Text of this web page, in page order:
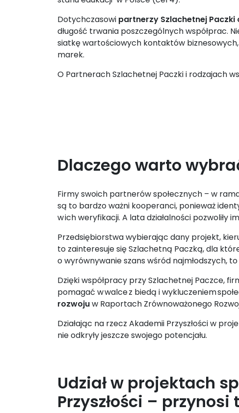
Dotychczasowi partnerzy Szlachetnej
długość trwania poszczególnych współprac.
siatkę wartościowych kontaktów
marek.
O Partnerach Szlachetnej Paczki i rodzajach
Dlaczego warto
Firmy swoich partnerów społecznych – w
są to bardzo ważni kooperanci, ponieważ
w ich weryfikacji. A lata działalności pozwoliły
Przedsiębiorstwa wybierając dany projekt,
to zainteresuje się Szlachetną Paczką, dla
o wyrównywanie szans wśród najmłodszych,
Dzięki współpracy przy Szlachetnej Paczce,
pomagać​ w walce ​z biedą i wykluczeniem
rozwojuw Raportach Zrównoważonego
Działając na rzecz Akademii Przyszłości w
nie odkryły jeszcze swojego potencjału.
Udział w projektach
Przyszłości –